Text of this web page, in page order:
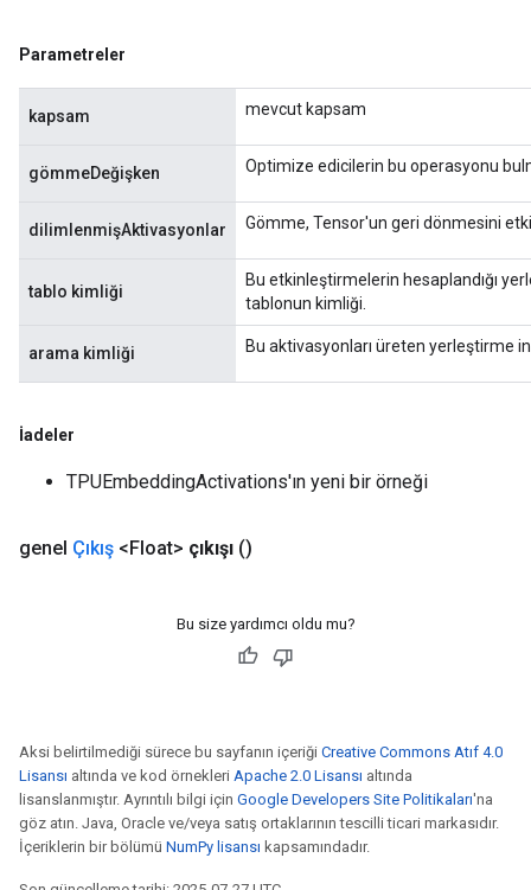
Parametreler
kapsam mevcut kapsam
gömmeDeğişken Optimize edicilerin bu operasyonu
dilimlenmişAktivasyonlar Gömme, Tensor'un geri dönmesini
tablo kimliği
Bu etkinleştirmelerin hesaplandığı
tablonun kimliği.
arama kimliği Bu aktivasyonları üreten yerleştirme
İadeler
TPUEmbeddingActivations'ın yeni bir örneği
genel Çıkış <Float> çıkışı ()
Bu size yardımcı oldu mu?
Aksi belirtilmediği sürece bu sayfanın içeriği Creative Commons Atıf 4.0
Lisansı altında ve kod örnekleri Apache 2.0 Lisansı altında
lisanslanmıştır. Ayrıntılı bilgi için Google Developers Site Politikaları'na
göz atın. Java, Oracle ve/veya satış ortaklarının tescilli ticari markasıdır.
İçeriklerin bir bölümü NumPy lisansı kapsamındadır.